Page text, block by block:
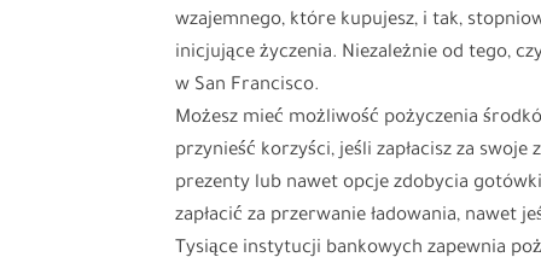
wzajemnego, które kupujesz, i tak,
inicjujące życzenia. Niezależnie od tego,
w San Francisco.
Możesz mieć możliwość pożyczenia
przynieść korzyści, jeśli zapłacisz za
prezenty lub nawet opcje zdobycia
zapłacić za przerwanie ładowania, nawet
Tysiące instytucji bankowych zapewnia